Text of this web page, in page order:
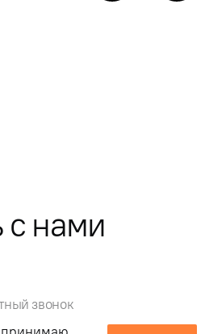
с нами
звонок